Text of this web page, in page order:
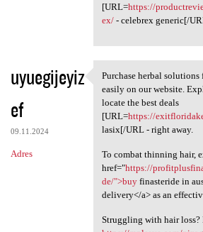
[URL=https://
ex/- celebrex generic[/
uyuegijeyiz
ef
09.11.2024
Adres
Purchase herbal
Purchase herbal
easily on our website.
locate the best deals
[URL=https://
lasix[/URL - right away.
To combat thinning hair,
href="https://
de/">buyfinasteride in
delivery</a> as an
Struggling with hair loss?